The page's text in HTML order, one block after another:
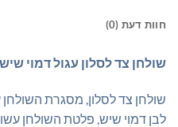
חוות דעת (0)
שולחן צד לסלון עגול דמוי
שולחן צד לסלון, מסגרת
לבן דמוי שיש, פלטת השולחן